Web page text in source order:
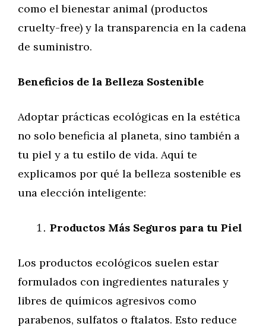
como el bienestar animal (productos
cruelty-free) y la transparencia en la cadena
de suministro.
Beneficios de la Belleza Sostenible
Adoptar prácticas ecológicas en la estética
no solo beneficia al planeta, sino también a
tu piel y a tu estilo de vida. Aquí te
explicamos por qué la belleza sostenible es
una elección inteligente:
Productos Más Seguros para tu Piel
Los productos ecológicos suelen estar
formulados con ingredientes naturales y
libres de químicos agresivos como
parabenos, sulfatos o ftalatos. Esto reduce